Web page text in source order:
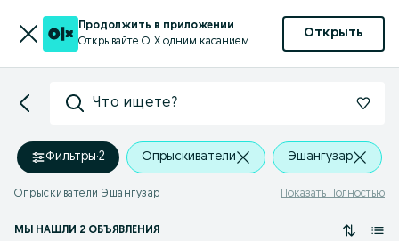
Продолжить в приложении
Открывайте OLX одним касанием
Открыть
Что ищете?
Фильтры·2 Опрыскиватели Эшангузар
Опрыскиватели Эшангузар Показать Полностью
МЫ НАШЛИ 2 ОБЪЯВЛЕНИЯ